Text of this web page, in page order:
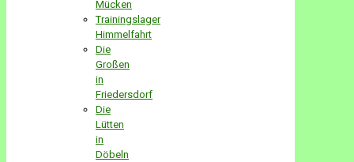
Mücken
Trainingslager
Himmelfahrt
Die
Großen
in
Friedersdorf
Die
Lütten
in
Döbeln